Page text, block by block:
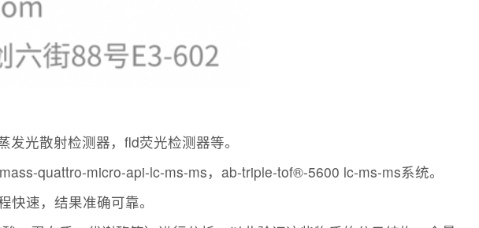
光散射检测器，fld荧光检测器等。
quattro-micro-api-lc-ms-ms，ab-triple-tof®-5600 lc-ms-ms系统。
速，结果准确可靠。